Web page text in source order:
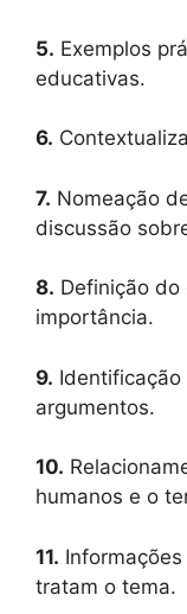
5. Exemplos
educativas.
6.
7. Nomeação
discussão
8. Definição
importância.
9.
argumentos.
10.
humanos e o
11.
tratam o tema.